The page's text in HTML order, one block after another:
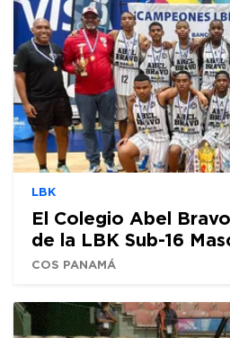
LBK
El Colegio Abel
de la LBK Sub-16
COS PANAMÁ